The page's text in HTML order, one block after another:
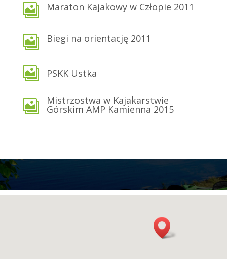
 Maraton Kajakowy w Człopie 2011
 Biegi na orientację 2011
 PSKK Ustka
 Mistrzostwa w Kajakarstwie
Górskim AMP Kamienna 2015